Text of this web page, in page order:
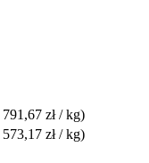
zł / kg)
zł / kg)